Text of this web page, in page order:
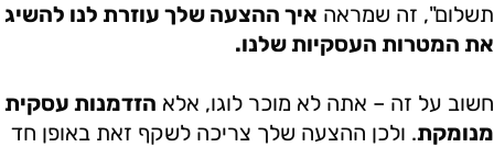
תשלום", זה שמראה איך ההצעה שלך עוזרת לנו להשיג
את המטרות העסקיות שלנו.
חשוב על זה – אתה לא מוכר לוגו, אלא הזדמנות עסקית
מנומקת. ולכן ההצעה שלך צריכה לשקף זאת באופן חד